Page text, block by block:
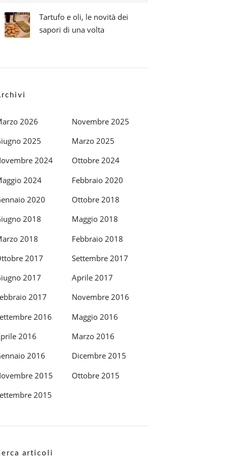
Tartufo e oli, le novità dei
sapori di una volta
2026
Novembre 2025
2025
Marzo 2025
2024
Ottobre 2024
2024
Febbraio 2020
2020
Ottobre 2018
2018
Maggio 2018
2018
Febbraio 2018
2017
Settembre 2017
2017
Aprile 2017
2017
Novembre 2016
2016
Maggio 2016
2016
Marzo 2016
2016
Dicembre 2015
2015
Ottobre 2015
2015
articoli